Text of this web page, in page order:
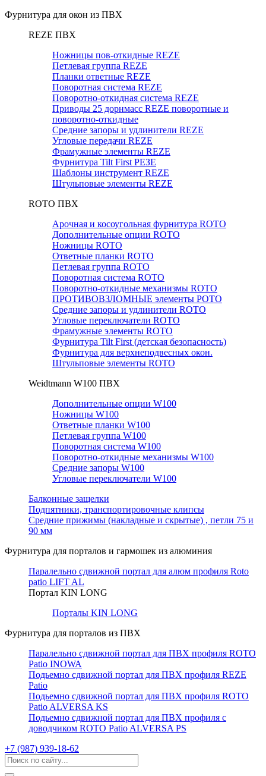
Фурнитура для окон из ПВХ
REZE ПВХ
Ножницы пов-откидные REZE
Петлевая группа REZE
Планки ответные REZE
Поворотная система REZE
Поворотно-откидная система REZE
Приводы 25 дорнмасс REZE поворотные и
поворотно-откидные
Средние запоры и удлинители REZE
Угловые передачи REZE
Фрамужные элементы REZE
Фурнитура Tilt First РЕЗЕ
Шаблоны инструмент REZE
Штульповые элементы REZE
RОTO ПВХ
Арочная и косоугольная фурнитура ROTO
Дополнительные опции ROTO
Ножницы ROTO
Ответные планки ROTO
Петлевая группа ROTO
Поворотная система ROTO
Поворотно-откидные механизмы ROTO
ПРОТИВОВЗЛОМНЫЕ элементы РОТО
Средние запоры и удлинители ROTO
Угловые переключатели ROTO
Фрамужные элементы ROTO
Фурнитура Tilt First (детская безопасность)
Фурнитура для верхнеподвесных окон.
Штульповые элементы ROTO
Weidtmann W100 ПВХ
Дополнительные опции W100
Ножницы W100
Ответные планки W100
Петлевая группа W100
Поворотная система W100
Поворотно-откидные механизмы W100
Средние запоры W100
Угловые переключатели W100
Балконные защелки
Подпятники, транспортировочные клипсы
Средние прижимы (накладные и скрытые) , петли 75 и
90 мм
Фурнитура для порталов и гармошек из алюминия
Паралельно сдвижной портал для алюм профиля Roto
patio LIFT AL
Портал KIN LONG
Порталы KIN LONG
Фурнитура для порталов из ПВХ
Паралельно сдвижной портал для ПВХ профиля ROTO
Patio INOWA
Подьемно сдвижной портал для ПВХ профиля REZE
Patio
Подьемно сдвижной портал для ПВХ профиля ROTO
Patio ALVERSA KS
Подьемно сдвижной портал для ПВХ профиля с
доводчиком ROTO Patio ALVERSA PS
+7 (987) 939-18-62